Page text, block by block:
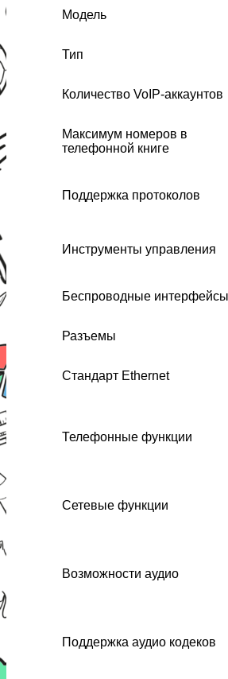
Модель
Тип
Количество VoIP-аккаунтов
Максимум номеров в
телефонной книге
Поддержка протоколов
Инструменты управления
Беспроводные интерфейсы
Разъемы
Стандарт Ethernet
Телефонные функции
Сетевые функции
Возможности аудио
Поддержка аудио кодеков